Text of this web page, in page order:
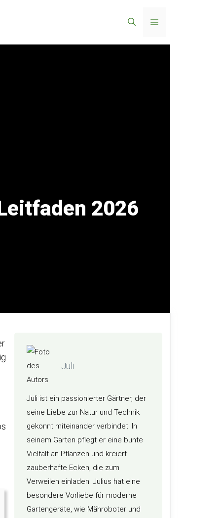
Menü
2026
Juli
Juli ist ein passionierter Gärtner, der
seine Liebe zur Natur und Technik
gekonnt miteinander verbindet. In
seinem Garten pflegt er eine bunte
Vielfalt an Pflanzen und kreiert
zauberhafte Ecken, die zum
Verweilen einladen. Julius hat eine
besondere Vorliebe für moderne
Gartengeräte, wie Mähroboter und